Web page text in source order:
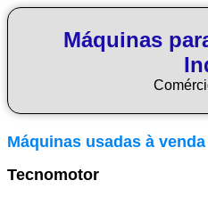
Máquinas
Máquinas usadas à venda
Tecnomotor